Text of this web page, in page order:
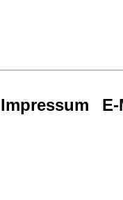
Impressum